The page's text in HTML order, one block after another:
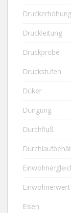
Druckleitung
Druckprobe
Druckstufen
Düker
Düngung
Durchfluß
Einwohnerwert
Eisen